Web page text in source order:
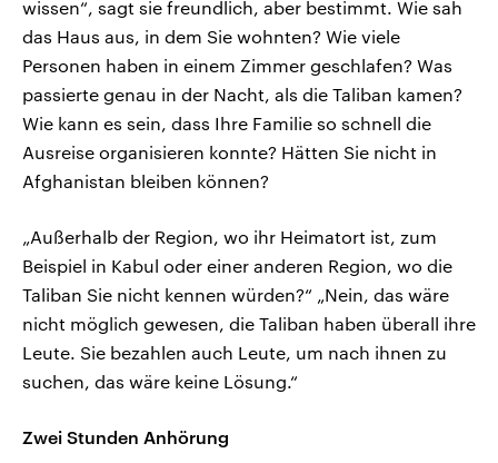
wissen“, sagt sie freundlich, aber bestimmt. Wie sah
das Haus aus, in dem Sie wohnten? Wie viele
Personen haben in einem Zimmer geschlafen? Was
passierte genau in der Nacht, als die Taliban kamen?
Wie kann es sein, dass Ihre Familie so schnell die
Ausreise organisieren konnte? Hätten Sie nicht in
Afghanistan bleiben können?
„Außerhalb der Region, wo ihr Heimatort ist, zum
Beispiel in Kabul oder einer anderen Region, wo die
Taliban Sie nicht kennen würden?“ „Nein, das wäre
nicht möglich gewesen, die Taliban haben überall ihre
Leute. Sie bezahlen auch Leute, um nach ihnen zu
suchen, das wäre keine Lösung.“
Zwei Stunden Anhörung